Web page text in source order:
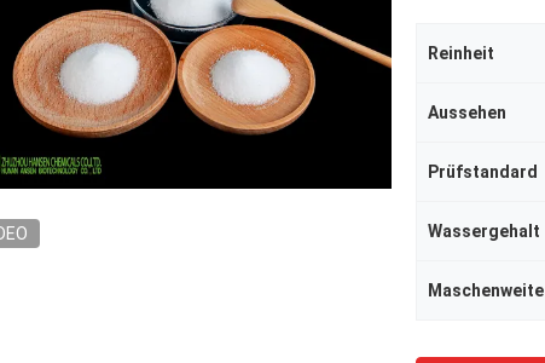
Reinheit
Aussehen
Prüfstandard
Wassergehalt
Maschenweite